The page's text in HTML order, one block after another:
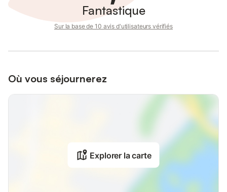
Fantastique
Sur la base de 10 avis d'utilisateurs vérifiés
Où vous séjournerez
Explorer la carte